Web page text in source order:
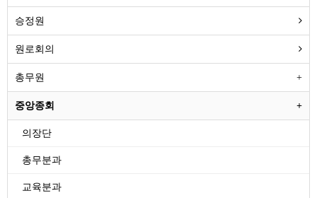
승정원
원로회의
총무원
중앙종회
의장단
총무분과
교육분과